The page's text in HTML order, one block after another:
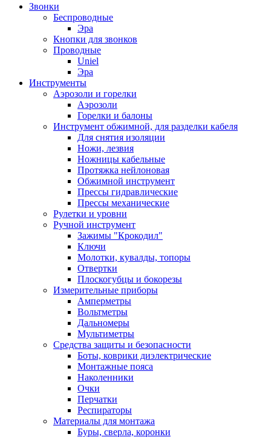
Звонки
Беспроводные
Эра
Кнопки для звонков
Проводные
Uniel
Эра
Инструменты
Аэрозоли и горелки
Аэрозоли
Горелки и балоны
Инструмент обжимной, для разделки кабеля
Для снятия изоляции
Ножи, лезвия
Ножницы кабельные
Протяжка нейлоновая
Обжимной инструмент
Прессы гидравлические
Прессы механические
Рулетки и уровни
Ручной инструмент
Зажимы "Крокодил"
Ключи
Молотки, кувалды, топоры
Отвертки
Плоскогубцы и бокорезы
Измерительные приборы
Амперметры
Вольтметры
Дальномеры
Мультиметры
Средства защиты и безопасности
Боты, коврики диэлектрические
Монтажные пояса
Наколенники
Очки
Перчатки
Респираторы
Материалы для монтажа
Буры, сверла, коронки